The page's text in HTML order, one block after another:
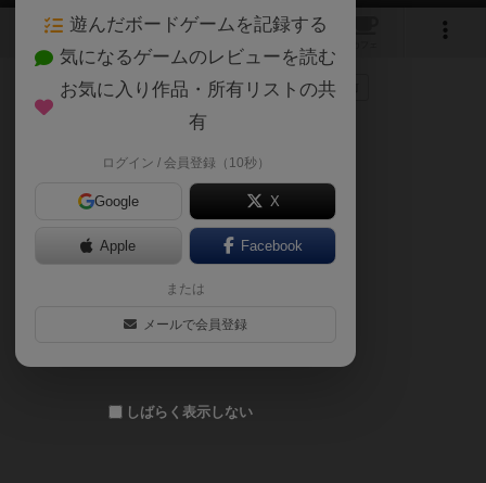
9 12 1
48名が参考 0名がナイス 1年以上前
遊んだボードゲームを記録する
気になるゲームのレビューを読む
お気に入り作品・所有リストの共
有
ログイン / 会員登録（10秒）
Google X
Apple Facebook
または
メールで会員登録
しばらく表示しない